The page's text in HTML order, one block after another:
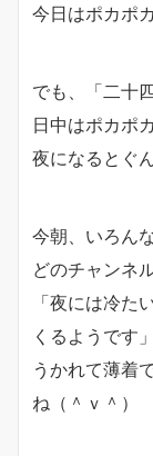
今日はポカポ
でも、「二十
日中はポカポ
夜になるとぐ
今朝、いろん
どのチャンネ
「夜には冷た
くるようです
うかれて薄着
ね（＾ｖ＾）